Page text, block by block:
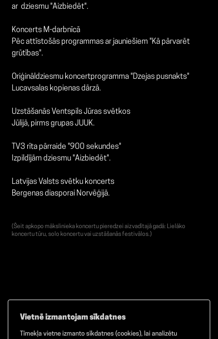
ar dziesmu "Aizbiedēt".
Koncerts M-darbnīcā
Pēc attīstošās programmas ar jauniešiem "Kā pārvarēt
grūtības".
Oriģināldziesmu koncertprogramma "Dzejas pusnakts"
Lucavsalas kopienas dārzā.
Uzstāšanās Ventspils Jūras svētkos
Jūlijā, pirms grupasJUUK.
TV3 rīta pārraide "900 sekundes"
Izpildījām dziesmu "Aizbiedēt".
Latvijas Valsts svētku koncerts
Bergenas diasporai Norvēģijā.
(Šeit apkopo mākslinieka koncertu pieredzei aizvadītajā gadā: Lielāko
koncertu tūru, solo koncertu vai uzstāšanās festivālos.)
Facebook TikTok Instagram
Vietnē izmantojam sīkdatnes
Tīmekļa vietne izmanto sīkdatnes (cookies), lai analizētu